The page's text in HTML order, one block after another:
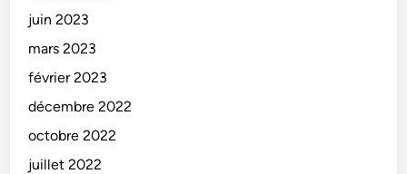
juin 2023
mars 2023
février 2023
décembre 2022
octobre 2022
juillet 2022